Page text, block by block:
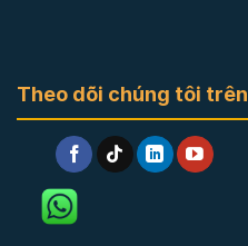
Theo dõi chúng tôi trên